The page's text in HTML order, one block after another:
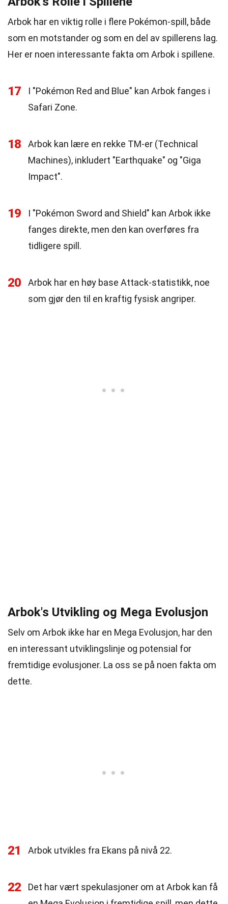
Arbok har en viktig rolle i flere Pokémon-spill, både
som en motstander og som en del av spillerens lag.
Her er noen interessante fakta om Arbok i spillene.
17
I "Pokémon Red and Blue" kan Arbok fanges i
Safari Zone.
18
Arbok kan lære en rekke TM-er (Technical
Machines), inkludert "Earthquake" og "Giga
Impact".
19
I "Pokémon Sword and Shield" kan Arbok ikke
fanges direkte, men den kan overføres fra
tidligere spill.
20
Arbok har en høy base Attack-statistikk, noe
som gjør den til en kraftig fysisk angriper.
Arbok's Utvikling og Mega Evolusjon
Selv om Arbok ikke har en Mega Evolusjon, har den
en interessant utviklingslinje og potensial for
fremtidige evolusjoner. La oss se på noen fakta om
dette.
21 Arbok utvikles fra Ekans på nivå 22.
22
Det har vært spekulasjoner om at Arbok kan få